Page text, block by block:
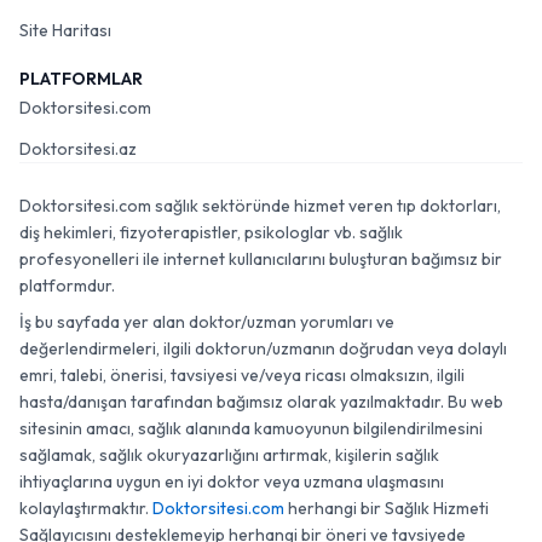
Site Haritası
PLATFORMLAR
Doktorsitesi.com
Doktorsitesi.az
Doktorsitesi.com sağlık sektöründe hizmet veren tıp doktorları,
diş hekimleri, fizyoterapistler, psikologlar vb. sağlık
profesyonelleri ile internet kullanıcılarını buluşturan bağımsız bir
platformdur.
İş bu sayfada yer alan doktor/uzman yorumları ve
değerlendirmeleri, ilgili doktorun/uzmanın doğrudan veya dolaylı
emri, talebi, önerisi, tavsiyesi ve/veya ricası olmaksızın, ilgili
hasta/danışan tarafından bağımsız olarak yazılmaktadır. Bu web
sitesinin amacı, sağlık alanında kamuoyunun bilgilendirilmesini
sağlamak, sağlık okuryazarlığını artırmak, kişilerin sağlık
ihtiyaçlarına uygun en iyi doktor veya uzmana ulaşmasını
kolaylaştırmaktır. Doktorsitesi.com herhangi bir Sağlık Hizmeti
Sağlayıcısını desteklemeyip herhangi bir öneri ve tavsiyede